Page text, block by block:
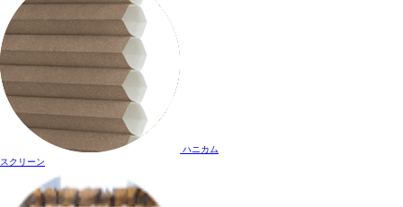
ハニカム
スクリーン